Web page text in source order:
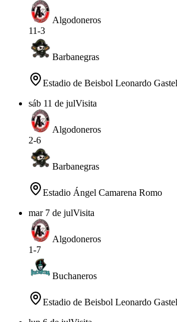
Algodoneros
11-3
Barbanegras
Estadio de Beisbol Leonardo
sáb 11 de julVisita
Algodoneros
2-6
Barbanegras
Estadio Ángel Camarena Romo
mar 7 de julVisita
Algodoneros
1-7
Buchaneros
Estadio de Beisbol Leonardo